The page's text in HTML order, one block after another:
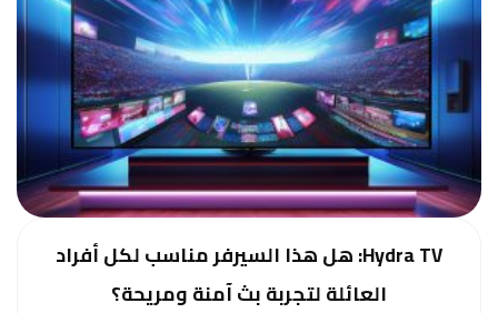
Hydra TV: هل هذا السيرفر مناسب لكل أفراد
العائلة لتجربة بث آمنة ومريحة؟